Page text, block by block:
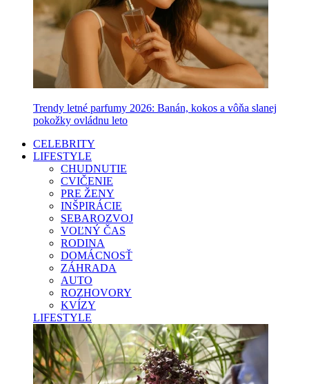
Trendy letné parfumy 2026: Banán, kokos a vôňa slanej
pokožky ovládnu leto
CELEBRITY
LIFESTYLE
CHUDNUTIE
CVIČENIE
PRE ŽENY
INŠPIRÁCIE
SEBAROZVOJ
VOĽNÝ ČAS
RODINA
DOMÁCNOSŤ
ZÁHRADA
AUTO
ROZHOVORY
KVÍZY
LIFESTYLE